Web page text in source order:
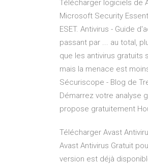
Télécharger logiciels de
Microsoft Security
ESET. Antivirus - Guide
passant par ... au total,
que les antivirus gratuits
mais la menace est
Sécuriscope - Blog de
Démarrez votre analyse
propose gratuitement
Télécharger Avast
Avast Antivirus Gratuit
version est déjà